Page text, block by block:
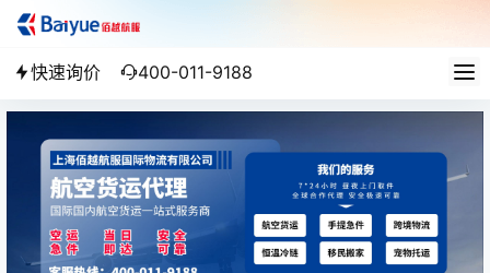
快速询价 400-011-9188